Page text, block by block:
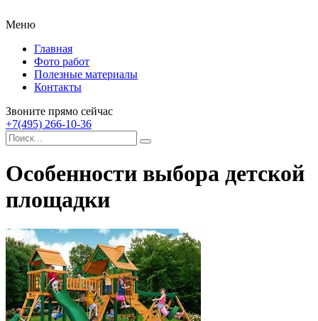
Меню
Главная
Фото работ
Полезные материалы
Контакты
Звоните прямо сейчас
+7(495) 266-10-36
Особенности выбора детской
площадки